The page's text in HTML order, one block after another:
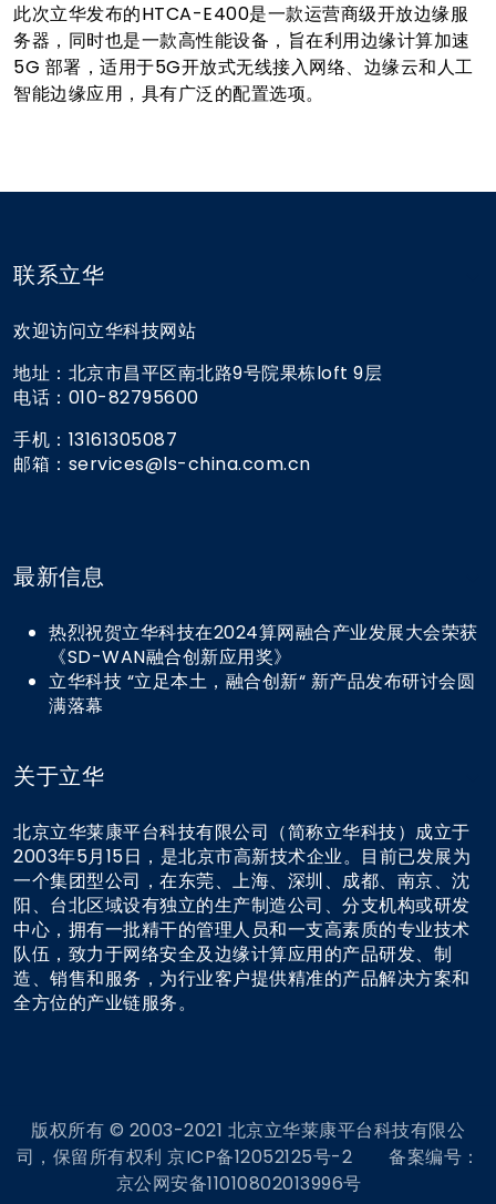
此次立华发布的HTCA-E400是一款运营商级开放边缘服
务器，同时也是一款高性能设备，旨在利用边缘计算加速
5G 部署，适用于5G开放式无线接入网络、边缘云和人工
智能边缘应用，具有广泛的配置选项。
联系立华
欢迎访问立华科技网站
地址：北京市昌平区南北路9号院果栋loft 9层
电话：010-82795600
手机：13161305087
邮箱：services@ls-china.com.cn
最新信息
热烈祝贺立华科技在2024算网融合产业发展大会荣获
《SD-WAN融合创新应用奖》
立华科技 “立足本土，融合创新“ 新产品发布研讨会圆
满落幕
关于立华
北京立华莱康平台科技有限公司（简称立华科技）成立于
2003年5月15日，是北京市高新技术企业。目前已发展为
一个集团型公司，在东莞、上海、深圳、成都、南京、沈
阳、台北区域设有独立的生产制造公司、分支机构或研发
中心，拥有一批精干的管理人员和一支高素质的专业技术
队伍，致力于网络安全及边缘计算应用的产品研发、制
造、销售和服务，为行业客户提供精准的产品解决方案和
全方位的产业链服务。
版权所有 © 2003-2021 北京立华莱康平台科技有限公
司，保留所有权利 京ICP备12052125号-2 备案编号：
京公网安备11010802013996号